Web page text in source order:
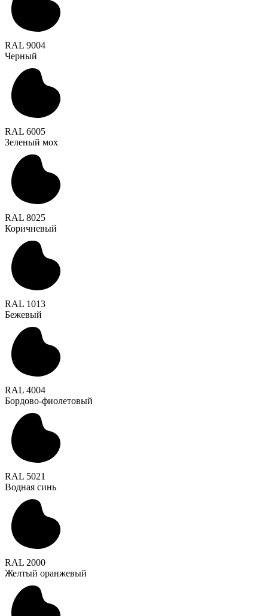
RAL 9004
Черный
RAL 6005
Зеленый мох
RAL 8025
Коричневый
RAL 1013
Бежевый
RAL 4004
Бордово-фиолетовый
RAL 5021
Водная синь
RAL 2000
Желтый оранжевый